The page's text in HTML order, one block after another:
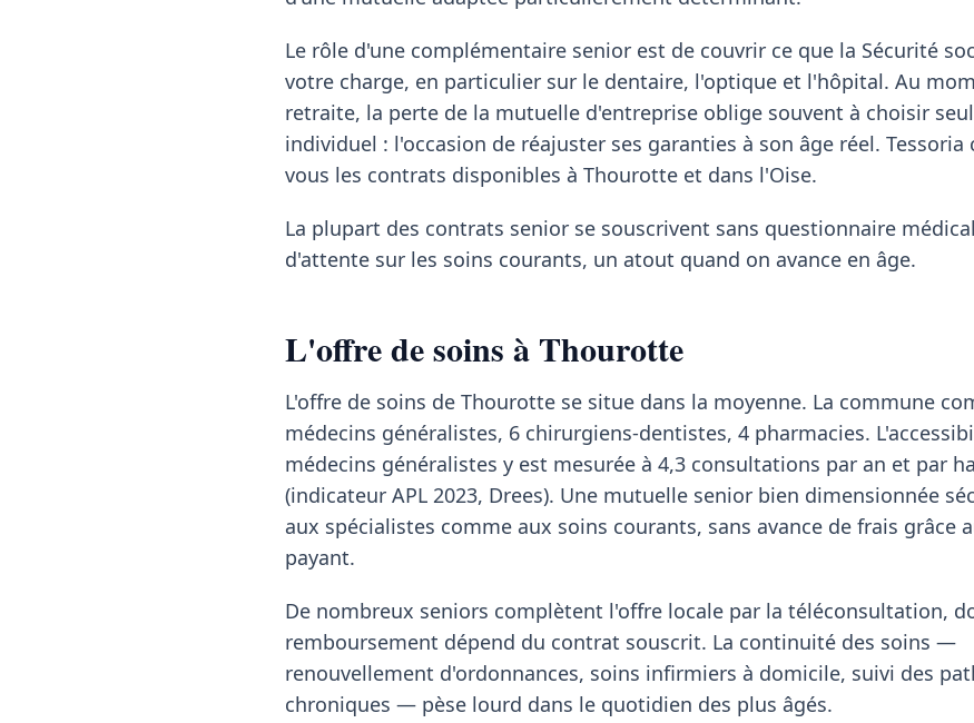
Le rôle d'une complémentaire senior est de couvrir ce que la Sécurité
votre charge, en particulier sur le dentaire, l'optique et l'hôpital. Au
retraite, la perte de la mutuelle d'entreprise oblige souvent à choisir
individuel : l'occasion de réajuster ses garanties à son âge réel.
vous les contrats disponibles à Thourotte et dans l'Oise.
La plupart des contrats senior se souscrivent sans questionnaire
d'attente sur les soins courants, un atout quand on avance en âge.
L'offre de soins à Thourotte
L'offre de soins de Thourotte se situe dans la moyenne. La commune
médecins généralistes, 6 chirurgiens-dentistes, 4 pharmacies.
médecins généralistes y est mesurée à 4,3 consultations par an et par
(indicateur APL 2023, Drees). Une mutuelle senior bien dimensionnée
aux spécialistes comme aux soins courants, sans avance de frais grâce
payant.
De nombreux seniors complètent l'offre locale par la téléconsultation,
remboursement dépend du contrat souscrit. La continuité des soins —
renouvellement d'ordonnances, soins infirmiers à domicile, suivi des
chroniques — pèse lourd dans le quotidien des plus âgés.